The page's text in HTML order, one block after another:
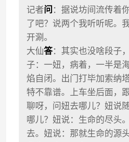
记者问 ：据说坊间流传着
了吧？说两个我听听呢。
开涮。
大仙答：其实也没啥段子
子：一妞，病着，一半是
焰自闭。出门打毕加索纳
特不靠谱。上车坐后面，
聊呀，问妞去哪儿？妞说
哪儿？妞说：生命的尽头
去。妞说：那就生命的源